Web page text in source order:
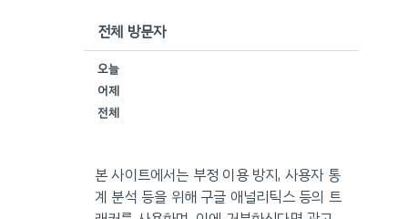
전체 방문자
오늘
어제
전체
본 사이트에서는 부정 이용 방지, 사용자 통
계 분석 등을 위해 구글 애널리틱스 등의 트